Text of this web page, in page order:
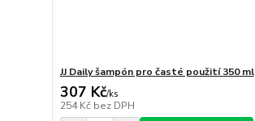
JJ Daily šampón pro časté použití 350 ml
307 Kč/ks
254 Kč bez DPH